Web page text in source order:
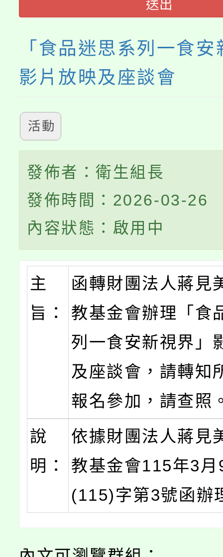
送出
「食品迷思系列一食
影片放映及座談會
活動
發佈者：衛生組長
發佈時間：2026-03-26
內容狀態：啟用中
主
旨：
函轉財團法人蔣見
教基金會辦理「食
列一食安新視界」
及座談會，請轉知
報名參加，請查照
說
明：
依據財團法人蔣見
教基金會115年3
(115)字第3號函辦